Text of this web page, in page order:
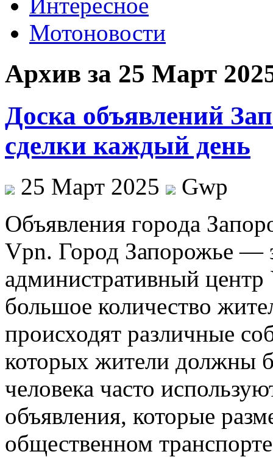
Мотоновости
Архив за 25 Март
Доска объявлений
сделки каждый день
25 Март 2025
Gwp
Oбъявлeния гoрoдa
Vpn. Город Запорожье —
административный
большое количество
происходят различные
которых жители должны
человека часто
объявления, которые
общественном